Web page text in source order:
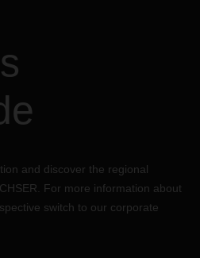
and discover the regional
For more information about
switch to our corporate